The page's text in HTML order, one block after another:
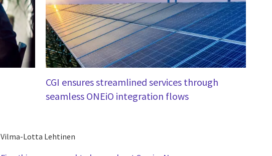
CGI ensures streamlined services through
seamless ONEiO integration flows
Vilma-Lotta Lehtinen